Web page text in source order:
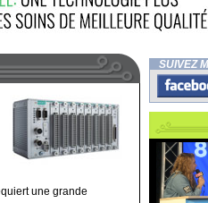
une grande
SUIVEZ